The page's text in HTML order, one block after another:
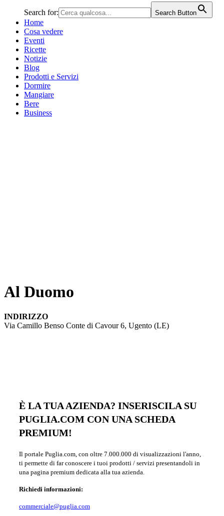
Search for: Search Button
Home
Cosa vedere
Eventi
Ricette
Notizie
Blog
Prodotti e Servizi
Dormire
Mangiare
Bere
Business
Al Duomo
INDIRIZZO
Via Camillo Benso Conte di Cavour 6, Ugento (LE)
È LA TUA AZIENDA? INSERISCILA SU
PUGLIA.COM CON UNA SCHEDA
PREMIUM!
Il portale Puglia.com, con oltre 7.000.000 di visualizzazioni l'anno,
ti permette di far conoscere i tuoi prodotti / servizi presentandoli in
una pagina premium dedicata alla tua azienda.
Richiedi informazioni:
commerciale@puglia.com